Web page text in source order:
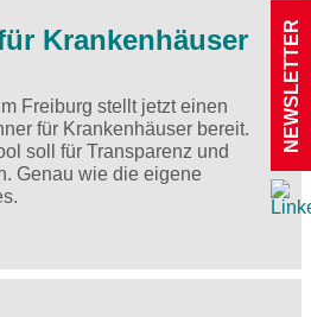
Krankenhäuser
Freiburg stellt jetzt einen
für Krankenhäuser bereit.
soll für Transparenz und
Genau wie die eigene
NEWSLETTER